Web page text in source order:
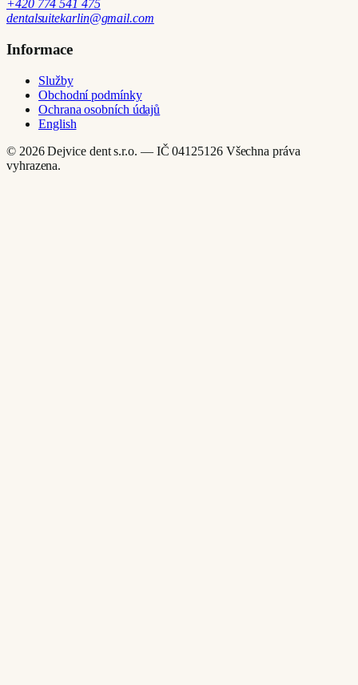
+420 774 541 475
dentalsuitekarlin@gmail.com
Informace
Služby
Obchodní podmínky
Ochrana osobních údajů
English
© 2026 Dejvice dent s.r.o. — IČ 04125126 Všechna práva
vyhrazena.